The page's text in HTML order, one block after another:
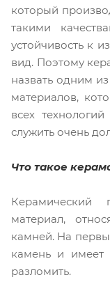
который
такими
устойчивость к
вид. Поэтому
назвать одним
материалов,
всех
служить очень
Что такое
Керамический
материал,
камней. На
камень и имеет
разломить.